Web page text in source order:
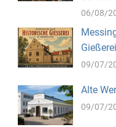
06/08/
09/07/
Alte
09/07/